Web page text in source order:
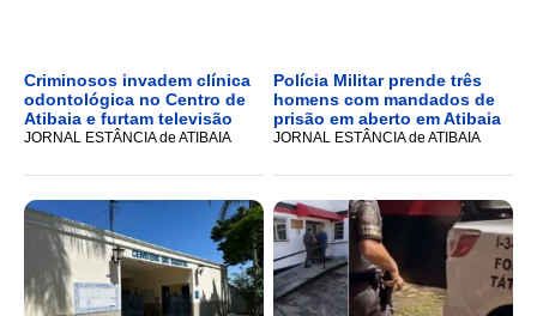
Criminosos invadem clínica
odontológica no Centro de
Atibaia e furtam televisão
JORNAL ESTÂNCIA de ATIBAIA
Polícia Militar prende três
homens com mandados de
prisão em aberto em Atibaia
JORNAL ESTÂNCIA de ATIBAIA